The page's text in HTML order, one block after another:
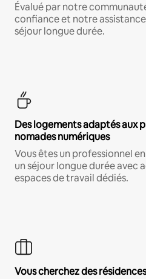
Évalué par notre
confiance et notre
séjour longue durée.
Des logements adaptés aux
nomades numériques
Vous êtes un professionnel
un séjour longue durée avec
espaces de travail dédiés.
Vous cherchez des